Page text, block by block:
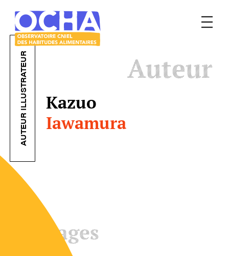
Menu
mangeur
Ocha
Auteur
AUTEUR ILLUSTRATEUR
Kazuo
Iawamura
Ouvrages